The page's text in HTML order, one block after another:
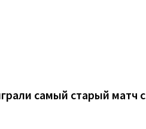
самый старый матч с